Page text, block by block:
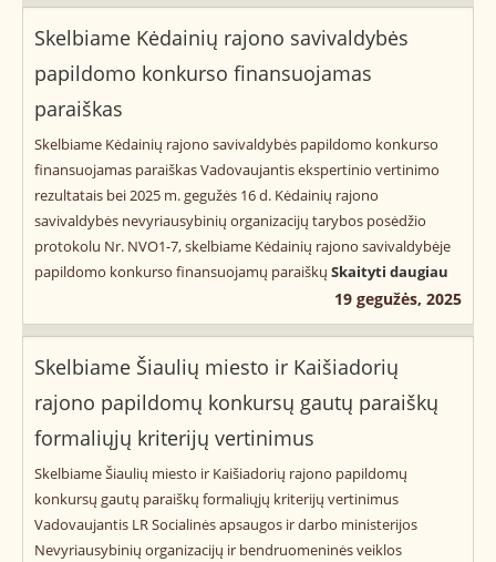
Skelbiame Kėdainių rajono savivaldybės
papildomo konkurso finansuojamas
paraiškas
Skelbiame Kėdainių rajono savivaldybės papildomo konkurso
finansuojamas paraiškas Vadovaujantis ekspertinio vertinimo
rezultatais bei 2025 m. gegužės 16 d. Kėdainių rajono
savivaldybės nevyriausybinių organizacijų tarybos posėdžio
protokolu Nr. NVO1-7, skelbiame Kėdainių rajono savivaldybėje
papildomo konkurso finansuojamų paraiškų Skaityti daugiau
19 gegužės, 2025
Skelbiame Šiaulių miesto ir Kaišiadorių
rajono papildomų konkursų gautų paraiškų
formaliųjų kriterijų vertinimus
Skelbiame Šiaulių miesto ir Kaišiadorių rajono papildomų
konkursų gautų paraiškų formaliųjų kriterijų vertinimus
Vadovaujantis LR Socialinės apsaugos ir darbo ministerijos
Nevyriausybinių organizacijų ir bendruomeninės veiklos